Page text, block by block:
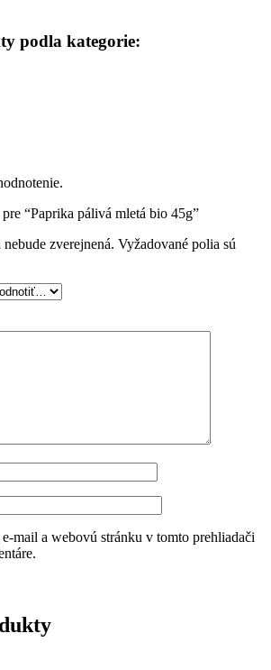
podla kategorie:
“Paprika pálivá mletá bio 45g”
zverejnená. Vyžadované polia sú
mail a webovú stránku v tomto prehliadači